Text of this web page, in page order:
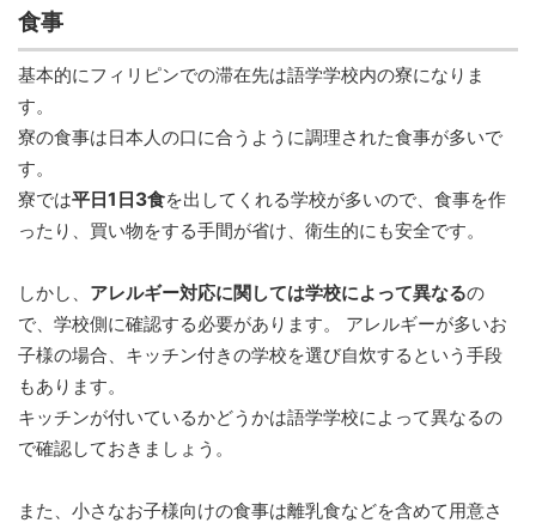
食事
基本的にフィリピンでの滞在先は語学学校内の寮になりま
す。
寮の食事は日本人の口に合うように調理された食事が多いで
す。
寮では平日1日3食を出してくれる学校が多いので、食事を作
ったり、買い物をする手間が省け、衛生的にも安全です。
しかし、 アレルギー対応に関しては学校によって異なるの
で、学校側に確認する必要があります。 アレルギーが多いお
子様の場合、キッチン付きの学校を選び自炊するという手段
もあります。
キッチンが付いているかどうかは語学学校によって異なるの
で確認しておきましょう。
また、小さなお子様向けの食事は離乳食などを含めて用意さ